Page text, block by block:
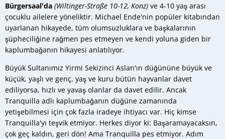
Bürgersaal'da (Wiltinger-Straße 10-12, Konz) ve 4-10 yaş arası
çocuklu ailelere yöneliktir. Michael Ende'nin popüler kitabından
uyarlanan hikayede, tüm olumsuzluklara ve başkalarının
şüpheciliğine rağmen pes etmeyen ve kendi yoluna giden bir
kaplumbağanın hikayesi anlatılıyor.
Büyük Sultanımız Yirmi Sekizinci Aslan'ın düğününe büyük ve
küçük, yaşlı ve genç, yaş ve kuru bütün hayvanlar davet
ediliyorsa, hızlı ve yavaş olanlar da davet edilir. Ancak
Tranquilla adlı kaplumbağanın düğüne zamanında
yetişebilmesi için çok fazla iradeye ihtiyacı var. Hiç kimse
Tranquilla'yı teşvik etmiyor. Herkes diyor ki: Başaramayacaksın,
çok geç kaldın, geri dön! Ama Tranquilla pes etmiyor. Adım